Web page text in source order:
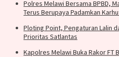
Polres Melawi Bersama BPBD,
Terus Berupaya Padamkan
Ploting Point, Pengaturan Lalin
Prioritas Satlantas
Kapolres Melawi Buka Rakor FT